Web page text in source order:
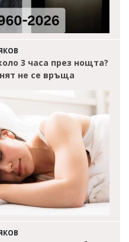
3 часа през нощта?
не се връща